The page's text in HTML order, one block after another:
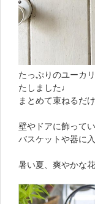
たっぷりのユーカ
たしました♩
まとめて束ねるだ
壁やドアに飾って
バスケットや器に
暑い夏、爽やかな